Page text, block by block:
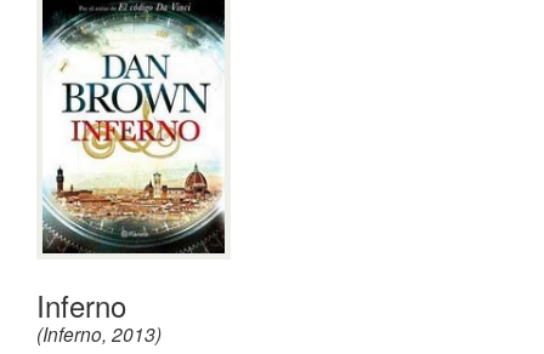
Inferno
(Inferno, 2013)